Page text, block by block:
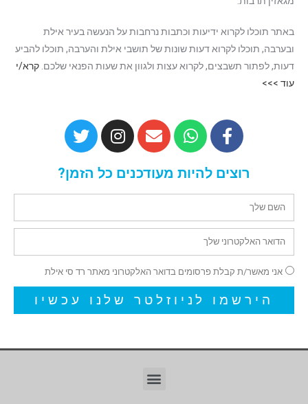
באתר תוכלו לקרוא ידיעות וכתבות נרחבות על הנעשה בעיר אילת
ובערבה, תוכלו לקרוא דעות שונות של תושבי אילת והערבה, תוכלו להביע
דעות, לפתור תשבצים, לקרוא עצות ולגוון את שעות הפנאי שלכם. קרא/י
עוד >>>
רוצים להיות מעודכנים כל הזמן?
אני מאשר/ת קבלת פרסומים בדואר האלקטרוני מאתר רד סי אילת
הירשמו לניוזלטר שלנו עכשיו